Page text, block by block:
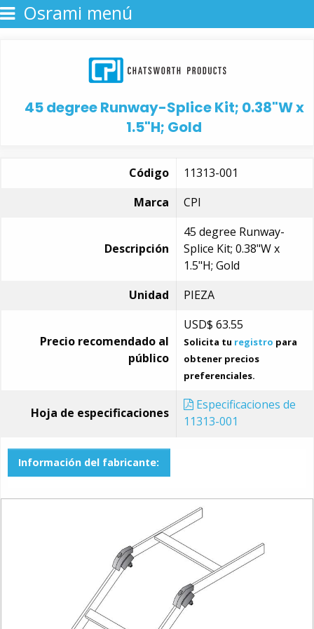
Osrami menú
45 degree Runway-Splice Kit; 0.38"W x
1.5"H; Gold
Código
11313-001
Marca
CPI
Descripción
45 degree Runway-
Splice Kit; 0.38"W x
1.5"H; Gold
Unidad
PIEZA
Precio recomendado al
público
USD$ 63.55
Solicita tu registro para
obtener precios
preferenciales.
Hoja de especificaciones
Especificaciones de
11313-001
Información del fabricante: